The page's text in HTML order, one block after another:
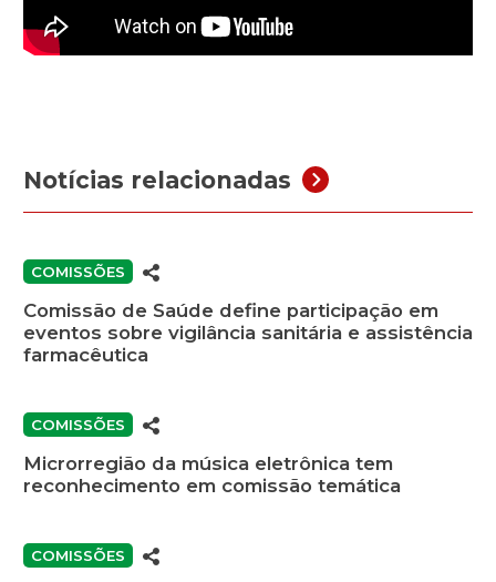
Notícias relacionadas
COMISSÕES
Comissão de Saúde define participação em
eventos sobre vigilância sanitária e assistência
farmacêutica
COMISSÕES
Microrregião da música eletrônica tem
reconhecimento em comissão temática
COMISSÕES